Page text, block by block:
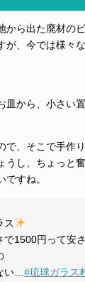
から出た廃材の
が、今では様々
皿から、小さい
で、そこで手作
うし、ちょっと
すね。
ス
1500円って安
い… #琉球ガラス